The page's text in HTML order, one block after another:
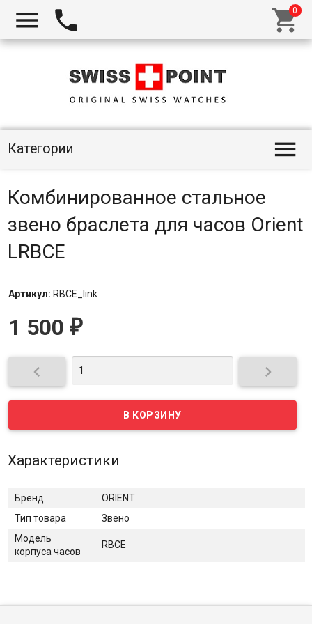
  
Категории 
Комбинированное стальное
звено браслета для часов Orient
LRBCE
Артикул: RBCE_link
1 500 ₽
 
Характеристики
Бренд
ORIENT
Тип товара
Звено
Модель
корпуса часов
RBCE